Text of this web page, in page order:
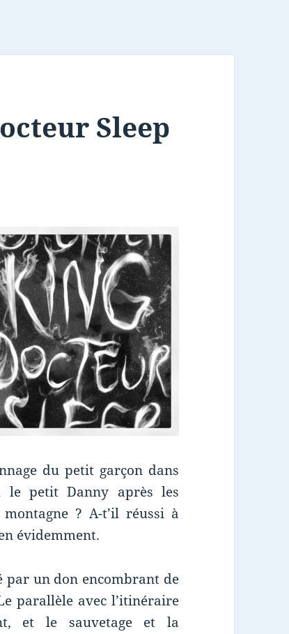
Sleep
du petit garçon dans
le petit Danny après les
? A-t’il réussi à
évidemment.
par un don encombrant de
parallèle avec l’itinéraire
et le sauvetage et la